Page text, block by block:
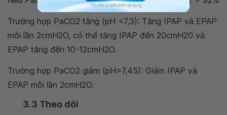
Trường hợp PaCO2 tăng (pH <7,3): Tăng IPAP và EPAP
mỗi lần 2cmH2O, có thể tăng IPAP đến 20cmH20 và
EPAP tăng đến 10-12cmH2O.
Trường hợp PaCO2 giảm (pH>7,45): Giảm IPAP và
EPAP mỗi lần 2cmH2O.
3.3 Theo dõi